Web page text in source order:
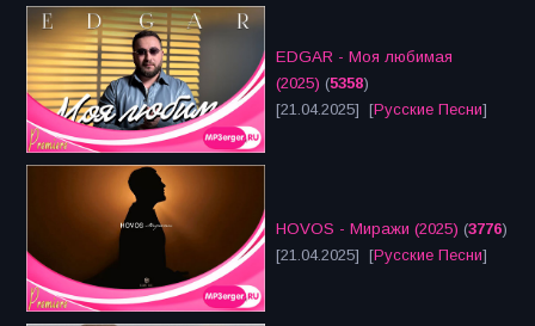
EDGAR - Моя любимая
(2025) (5358)
[21.04.2025] [Русские Песни]
HOVOS - Миражи (2025) (3776)
[21.04.2025] [Русские Песни]